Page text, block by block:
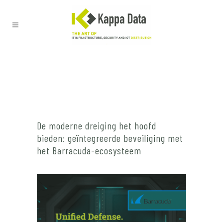
De moderne dreiging het hoofd
bieden: geïntegreerde beveiliging met
het Barracuda-ecosysteem